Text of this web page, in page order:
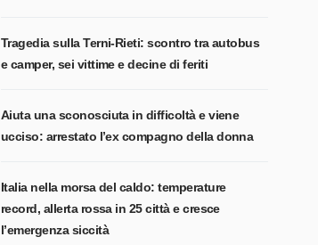
Tragedia sulla Terni-Rieti: scontro tra autobus
e camper, sei vittime e decine di feriti
Aiuta una sconosciuta in difficoltà e viene
ucciso: arrestato l’ex compagno della donna
Italia nella morsa del caldo: temperature
record, allerta rossa in 25 città e cresce
l’emergenza siccità